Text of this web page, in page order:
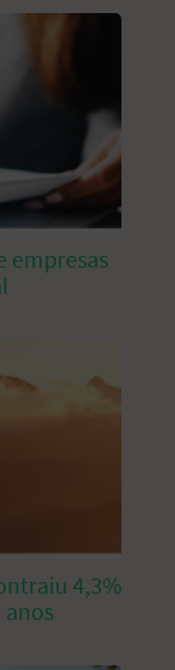
empresas
4,3%
anos